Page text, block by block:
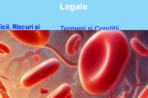
Riscuri și
Sângelui
Legale
Termeni și Condiții
Politica de Confidențialitate
Politica de Cookies
Disclaimer
Contact